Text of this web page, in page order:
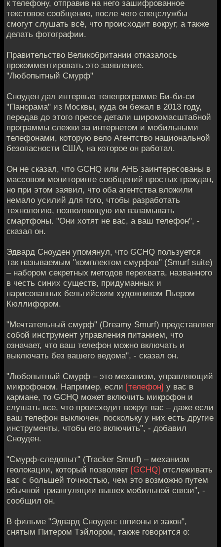
к телефону, отправив на него зашифрованное
текстовое сообщение, после чего спецслужбы
смогут слушать всё, что происходит вокруг, а также
делать фотографии.
Правительство Великобритании отказалось
прокомментировать это заявление.
"Любопытный Смурф"
Сноуден дал интервью телепрограмме Би-би-си
"Панорама" из Москвы, куда он бежал в 2013 году,
передав до этого прессе детали широкомасштабной
программы слежки за интернетом и мобильными
телефонами, которую вело Агентство национальной
безопасности США, на которое он работал.
Он не сказал, что GCHQ или АНБ заинтересованы в
массовом мониторинге сообщений простых граждан,
но при этом заявил, что оба агентства вложили
немало усилий для того, чтобы разработать
технологию, позволяющую им взламывать
смартфоны. "Они хотят не вас, а ваш телефон", -
сказал он.
Эдвард Сноуден упомянул, что GCHQ пользуется
так называемым "комплектом смурфов" (Smurf suite)
– набором секретных методов перехвата, названного
в честь синих существ, придуманных и
нарисованных бельгийским художником Пьером
Кюллифором.
"Мечтательный смурф" (Dreamy Smurf) представляет
собой инструмент управления питанием, что
означает, что ваш телефон можно включать и
выключать без вашего ведома", - сказал он.
"Любопытный Смурф – это механизм, управляющий
микрофоном. Например, если [телефон] у вас в
кармане, то GCHQ может включить микрофон и
слушать все, что происходит вокруг вас – даже если
ваш телефон выключен, поскольку у них есть другие
инструменты, чтобы его включить", - добавил
Сноуден.
"Смурф-следопыт" (Tracker Smurf) – механизм
геолокации, который позволяет [GCHQ] отслеживать
вас с большей точностью, чем это возможно путем
обычной триангуляции вышек мобильной связи", -
сообщил он.
В фильме "Эдвард Сноуден: шпионы и закон",
снятым Питером Тэйлором, также говорится о: